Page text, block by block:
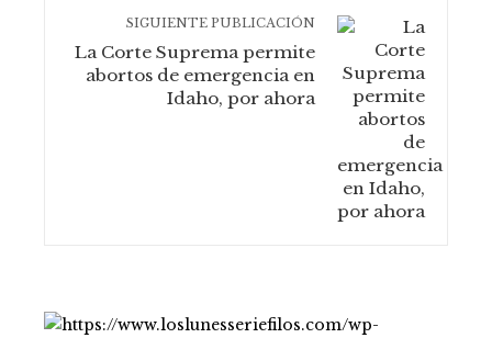
SIGUIENTE PUBLICACIÓN
La Corte Suprema permite
abortos de emergencia en
Idaho, por ahora